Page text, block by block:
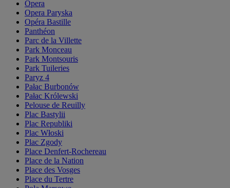
Opera
Opera Paryska
Opéra Bastille
Panthéon
Parc de la Villette
Park Monceau
Park Montsouris
Park Tuileries
Paryz 4
Pałac Burbonów
Pałac Królewski
Pelouse de Reuilly
Plac Bastylii
Plac Republiki
Plac Włoski
Plac Zgody
Place Denfert-Rochereau
Place de la Nation
Place des Vosges
Place du Tertre